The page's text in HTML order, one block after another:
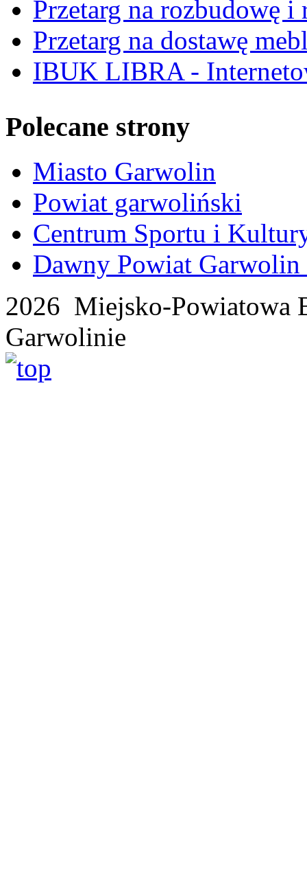
Przetarg na rozbudowę
Przetarg na dostawę
IBUK LIBRA -
Polecane strony
Miasto Garwolin
Powiat garwoliński
Centrum Sportu i
Dawny Powiat
2026 Miejsko-Powiatowa
Garwolinie